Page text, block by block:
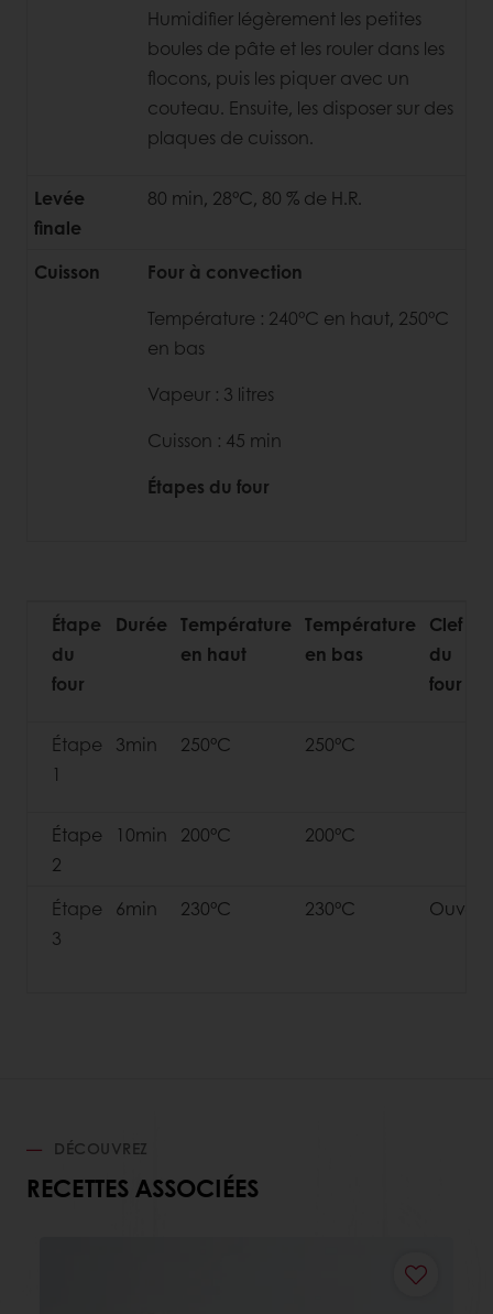
Humidifier légèrement les petites
boules de pâte et les rouler dans les
flocons, puis les piquer avec un
couteau. Ensuite, les disposer sur des
plaques de cuisson.
Levée
finale
80 min, 28°C, 80 % de H.R.
Cuisson
Four à convection
Température : 240°C en haut, 250°C
en bas
Vapeur : 3 litres
Cuisson : 45 min
Étapes du four
Étape
du
four
Durée Température
en haut
Température
en bas
Clef
du
four
Étape
1
3min 250°C 250°C
Étape
2
10min 200°C 200°C
Étape
3
6min 230°C 230°C Ouvert
DÉCOUVREZ
RECETTES ASSOCIÉES